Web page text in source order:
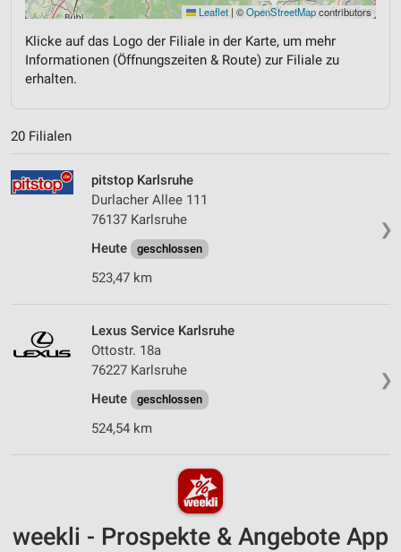
Leaflet | ©OpenStreetMapcontributors
Klicke auf das Logo der Filiale in der Karte, um mehr
Informationen (Öffnungszeiten & Route) zur Filiale zu
erhalten.
20 Filialen
❯
pitstop Karlsruhe
Durlacher Allee 111
76137 Karlsruhe
Heute
geschlossen
523,47 km
❯
Lexus Service Karlsruhe
Ottostr. 18a
76227 Karlsruhe
Heute
geschlossen
524,54 km
weekli - Prospekte & Angebote App